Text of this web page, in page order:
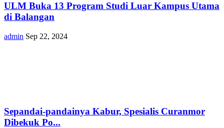
ULM Buka 13 Program Studi Luar Kampus Utama
di Balangan
admin Sep 22, 2024
Sepandai-pandainya Kabur, Spesialis Curanmor
Dibekuk Po...